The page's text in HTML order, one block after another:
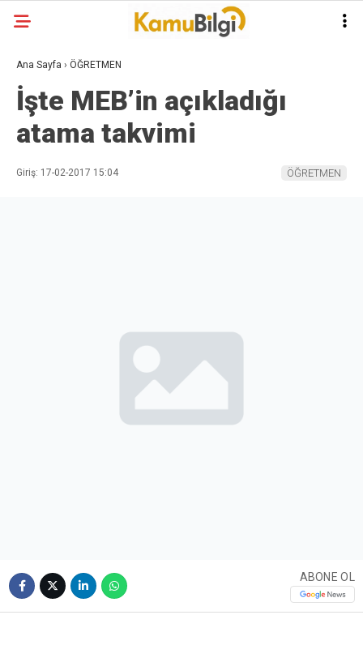
Ana Sayfa › ÖĞRETMEN
İşte MEB’in açıkladığı
atama takvimi
Giriş: 17-02-2017 15:04 ÖĞRETMEN
ABONE OL